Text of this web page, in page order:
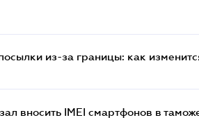
из-за границы: как
вносить IMEI смартфонов в